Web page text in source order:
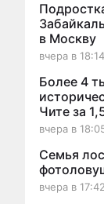
в Москву
вчера в 18:14
Более 4
Чите за
вчера в
Семья
вчера в 17:42